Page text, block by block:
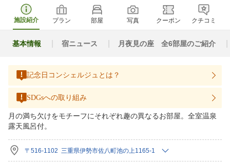
施設紹介 プラン 部屋 写真 クーポン クチコミ
基本情報 宿ニュース 月夜見の座 全6部屋のご紹介
記念日コンシェルジュとは？
SDGsへの取り組み
月の満ち欠けをモチーフにそれぞれ趣の異なるお部屋。全室温泉
露天風呂付。
〒516-1102 三重県伊勢市佐八町池の上1165-1